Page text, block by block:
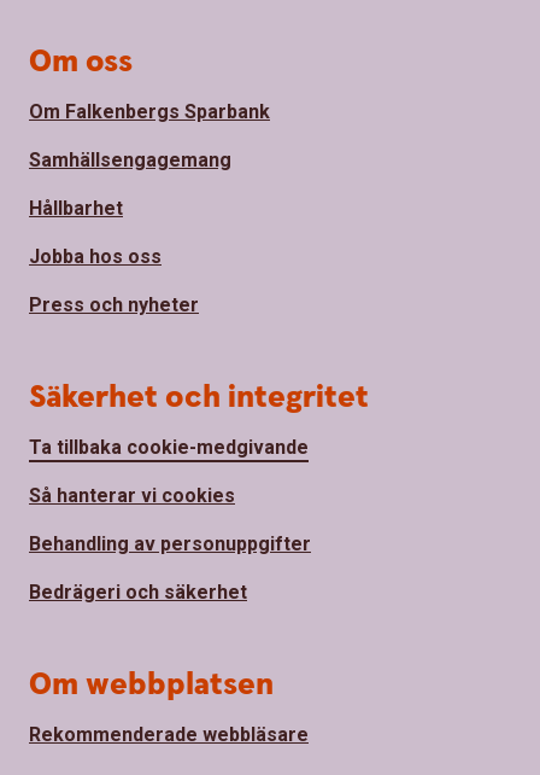
Om oss
Om Falkenbergs Sparbank
Samhällsengagemang
Hållbarhet
Jobba hos oss
Press och nyheter
Säkerhet och integritet
Ta tillbaka cookie-medgivande
Så hanterar vi cookies
Behandling av personuppgifter
Bedrägeri och säkerhet
Om webbplatsen
Rekommenderade webbläsare